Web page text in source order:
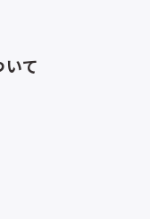
、それらを支える
れません!
て